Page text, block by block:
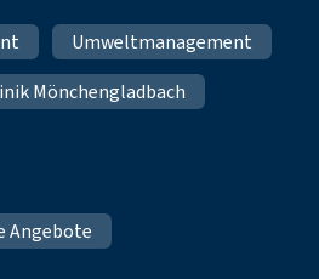
Umweltmanagement
Mönchengladbach
Angebote